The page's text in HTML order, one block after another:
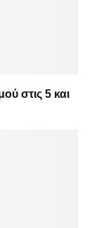
στις 5 και